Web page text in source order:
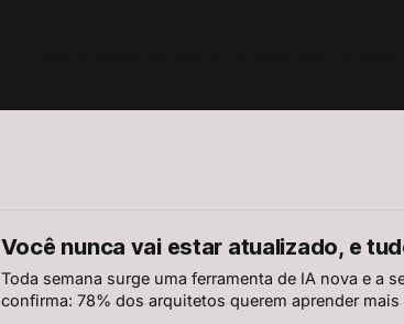
Você nunca vai estar atualizado, e
Toda semana surge uma ferramenta de IA nova e a
confirma: 78% dos arquitetos querem aprender